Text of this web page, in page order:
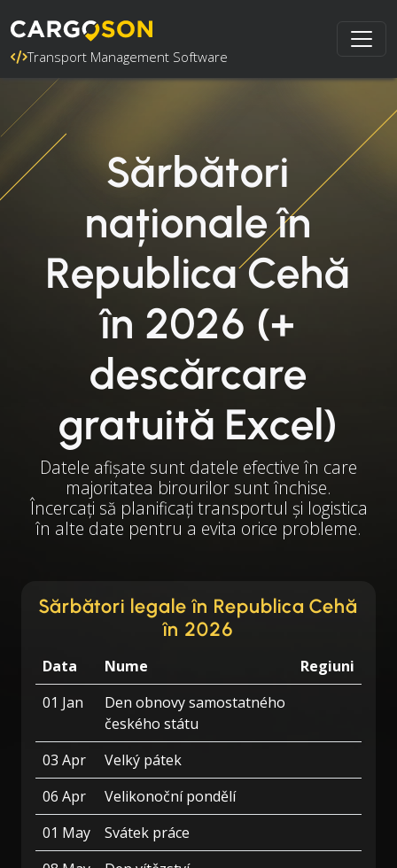
Transport Management Software
Sărbători
naționale în
Republica Cehă
în 2026 (+
descărcare
gratuită Excel)
Datele afișate sunt datele efective în care
majoritatea birourilor sunt închise.
Încercați să planificați transportul și logistica
în alte date pentru a evita orice probleme.
Sărbători legale în Republica Cehă
în 2026
Data Nume
Regiuni
01 Jan
Den obnovy samostatného
českého státu
03 Apr
Velký pátek
06 Apr
Velikonoční pondělí
01 May
Svátek práce